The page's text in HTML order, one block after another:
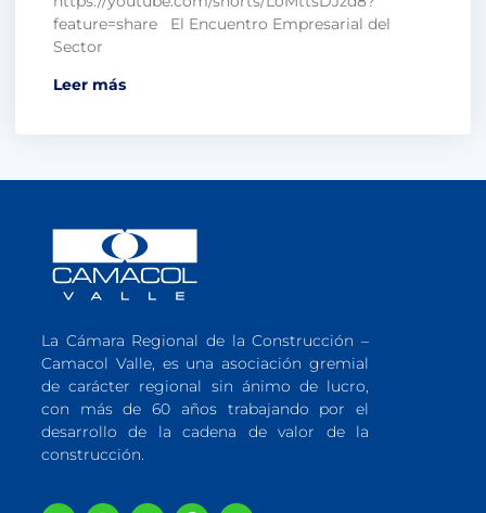
feature=share El Encuentro Empresarial del
Sector
Leer más
La Cámara Regional de la Construcción –
Camacol Valle, es una asociación gremial
de carácter regional sin ánimo de lucro,
con más de 60 años trabajando por el
desarrollo de la cadena de valor de la
construcción.